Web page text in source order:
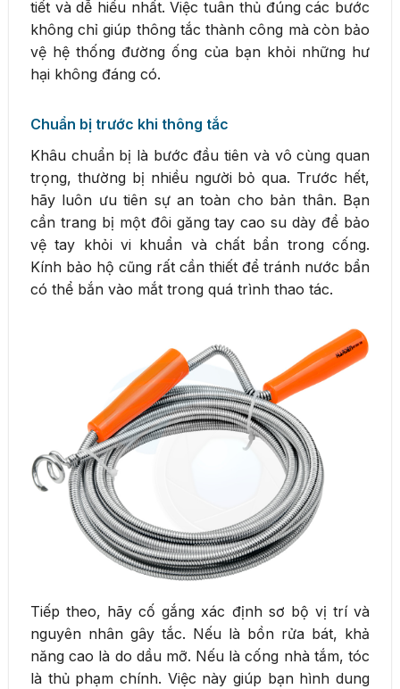
tiết và dễ hiểu nhất. Việc tuân thủ đúng các bước
không chỉ giúp thông tắc thành công mà còn bảo
vệ hệ thống đường ống của bạn khỏi những hư
hại không đáng có.
Chuẩn bị trước khi thông tắc
Khâu chuẩn bị là bước đầu tiên và vô cùng quan
trọng, thường bị nhiều người bỏ qua. Trước hết,
hãy luôn ưu tiên sự an toàn cho bản thân. Bạn
cần trang bị một đôi găng tay cao su dày để bảo
vệ tay khỏi vi khuẩn và chất bẩn trong cống.
Kính bảo hộ cũng rất cần thiết để tránh nước bẩn
có thể bắn vào mắt trong quá trình thao tác.
Tiếp theo, hãy cố gắng xác định sơ bộ vị trí và
nguyên nhân gây tắc. Nếu là bồn rửa bát, khả
năng cao là do dầu mỡ. Nếu là cống nhà tắm, tóc
là thủ phạm chính. Việc này giúp bạn hình dung